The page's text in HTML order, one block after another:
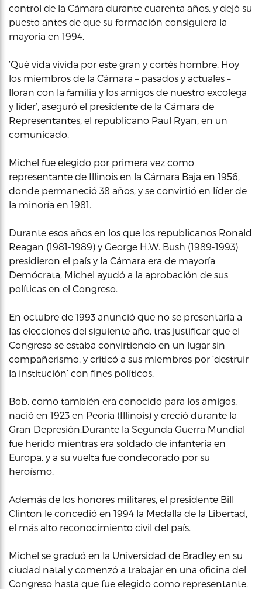
control de la Cámara durante cuarenta años, y dejó su
puesto antes de que su formación consiguiera la
mayoría en 1994.
‘Qué vida vivida por este gran y cortés hombre. Hoy
los miembros de la Cámara – pasados y actuales –
lloran con la familia y los amigos de nuestro excolega
y líder’, aseguró el presidente de la Cámara de
Representantes, el republicano Paul Ryan, en un
comunicado.
Michel fue elegido por primera vez como
representante de Illinois en la Cámara Baja en 1956,
donde permaneció 38 años, y se convirtió en líder de
la minoría en 1981.
Durante esos años en los que los republicanos Ronald
Reagan (1981-1989) y George H.W. Bush (1989-1993)
presidieron el país y la Cámara era de mayoría
Demócrata, Michel ayudó a la aprobación de sus
políticas en el Congreso.
En octubre de 1993 anunció que no se presentaría a
las elecciones del siguiente año, tras justificar que el
Congreso se estaba convirtiendo en un lugar sin
compañerismo, y criticó a sus miembros por ‘destruir
la institución’ con fines políticos.
Bob, como también era conocido para los amigos,
nació en 1923 en Peoria (Illinois) y creció durante la
Gran Depresión.Durante la Segunda Guerra Mundial
fue herido mientras era soldado de infantería en
Europa, y a su vuelta fue condecorado por su
heroísmo.
Además de los honores militares, el presidente Bill
Clinton le concedió en 1994 la Medalla de la Libertad,
el más alto reconocimiento civil del país.
Michel se graduó en la Universidad de Bradley en su
ciudad natal y comenzó a trabajar en una oficina del
Congreso hasta que fue elegido como representante.